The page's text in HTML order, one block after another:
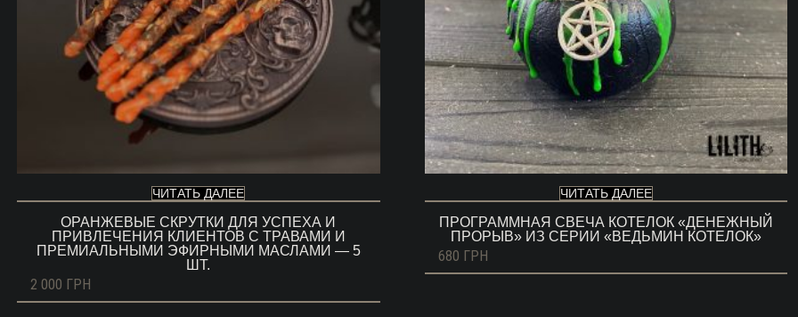
ЧИТАТЬ ДАЛЕЕ
ОРАНЖЕВЫЕ СКРУТКИ ДЛЯ УСПЕХА И
ПРИВЛЕЧЕНИЯ КЛИЕНТОВ С ТРАВАМИ И
ПРЕМИАЛЬНЫМИ ЭФИРНЫМИ МАСЛАМИ — 5
ШТ.
2 000 ГРН
ЧИТАТЬ ДАЛЕЕ
ПРОГРАММНАЯ СВЕЧА КОТЕЛОК «ДЕНЕЖНЫЙ
ПРОРЫВ» ИЗ СЕРИИ «ВЕДЬМИН КОТЕЛОК»
680 ГРН